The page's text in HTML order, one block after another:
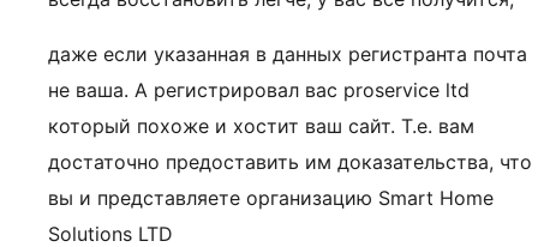
даже если указанная в данных регистранта почта
не ваша. А регистрировал вас proservice ltd
который похоже и хостит ваш сайт. Т.е. вам
достаточно предоставить им доказательства, что
вы и представляете организацию Smart Home
Solutions LTD